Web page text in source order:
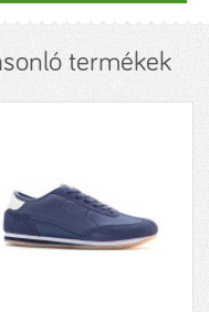
termékek